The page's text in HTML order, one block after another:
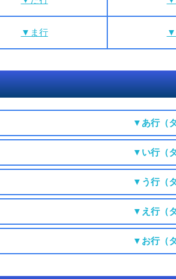
▼ま行 ▼
▼あ行（
▼い行（
▼う行（
▼え行（
▼お行（